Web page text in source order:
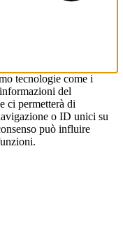
tecnologie come i
del
ci permetterà di
o ID unici su
può influire